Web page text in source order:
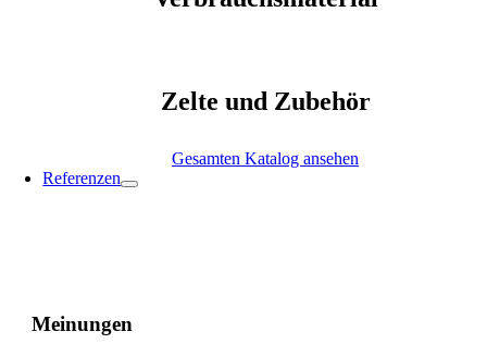
Zelte und Zubehör
Gesamten Katalog ansehen
Referenzen
Meinungen